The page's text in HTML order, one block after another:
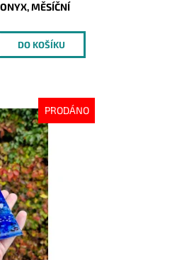
MĚSÍČNÍ
PRODÁNO